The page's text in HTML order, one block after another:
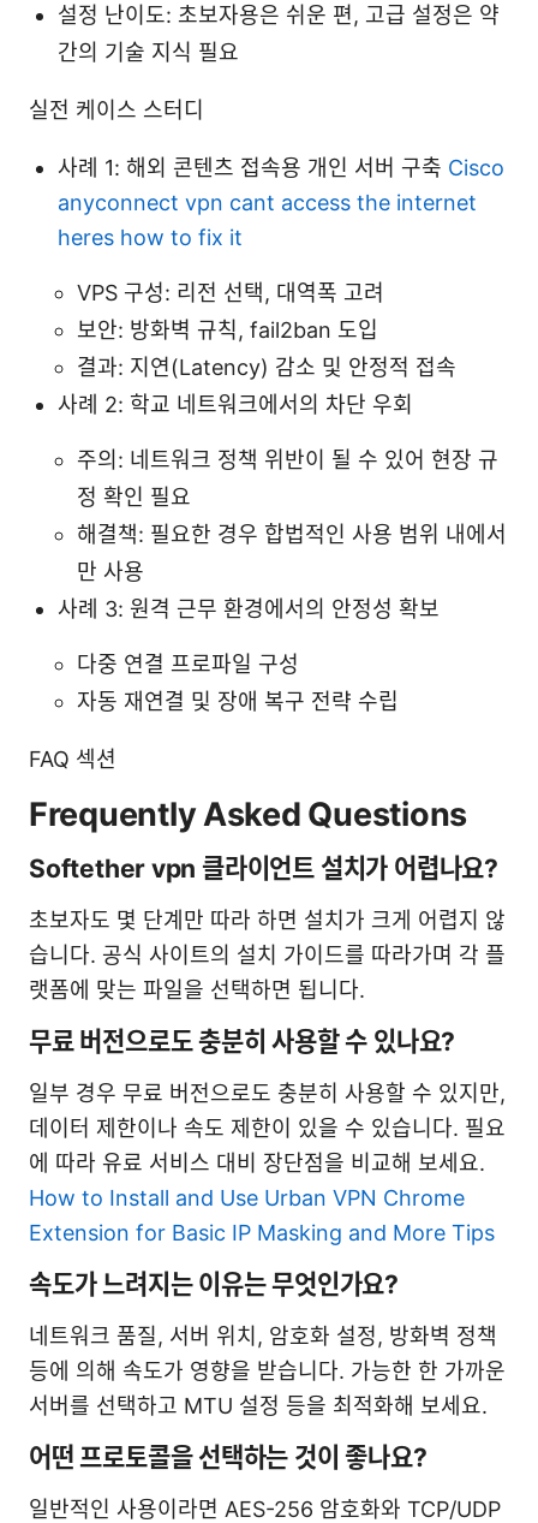
설정 난이도: 초보자용은 쉬운 편, 고급 설정은 약
간의 기술 지식 필요
실전 케이스 스터디
사례 1: 해외 콘텐츠 접속용 개인 서버 구축 Cisco
anyconnect vpn cant access the internet
heres how to fix it
VPS 구성: 리전 선택, 대역폭 고려
보안: 방화벽 규칙, fail2ban 도입
결과: 지연(Latency) 감소 및 안정적 접속
사례 2: 학교 네트워크에서의 차단 우회
주의: 네트워크 정책 위반이 될 수 있어 현장 규
정 확인 필요
해결책: 필요한 경우 합법적인 사용 범위 내에서
만 사용
사례 3: 원격 근무 환경에서의 안정성 확보
다중 연결 프로파일 구성
자동 재연결 및 장애 복구 전략 수립
FAQ 섹션
Frequently Asked Questions
Softether vpn 클라이언트 설치가 어렵나요?
초보자도 몇 단계만 따라 하면 설치가 크게 어렵지 않
습니다. 공식 사이트의 설치 가이드를 따라가며 각 플
랫폼에 맞는 파일을 선택하면 됩니다.
무료 버전으로도 충분히 사용할 수 있나요?
일부 경우 무료 버전으로도 충분히 사용할 수 있지만,
데이터 제한이나 속도 제한이 있을 수 있습니다. 필요
에 따라 유료 서비스 대비 장단점을 비교해 보세요.
How to Install and Use Urban VPN Chrome
Extension for Basic IP Masking and More Tips
속도가 느려지는 이유는 무엇인가요?
네트워크 품질, 서버 위치, 암호화 설정, 방화벽 정책
등에 의해 속도가 영향을 받습니다. 가능한 한 가까운
서버를 선택하고 MTU 설정 등을 최적화해 보세요.
어떤 프로토콜을 선택하는 것이 좋나요?
일반적인 사용이라면 AES-256 암호화와 TCP/UDP